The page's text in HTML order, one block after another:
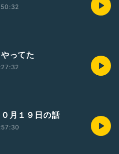
ってた
月１９日の話